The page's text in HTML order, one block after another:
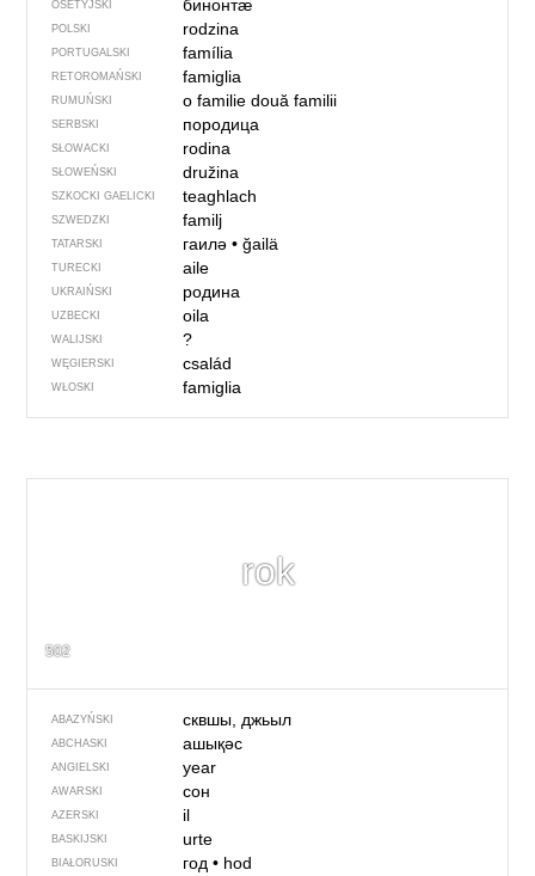
OSETYJSKI бинонтӕ
POLSKI rodzina
PORTUGALSKI família
RETOROMAŃSKI famiglia
RUMUŃSKI o familiedouă familii
SERBSKI породица
SŁOWACKI rodina
SŁOWEŃSKI družina
SZKOCKI GAELICKI teaghlach
SZWEDZKI familj
TATARSKI гаилә• ğailä
TURECKI aile
UKRAIŃSKI родина
UZBECKI oila
WALIJSKI ?
WĘGIERSKI család
WŁOSKI famiglia
rok
502
ABAZYŃSKI сквшы, джьыл
ABCHASKI ашықәс
ANGIELSKI year
AWARSKI сон
AZERSKI il
BASKIJSKI urte
BIAŁORUSKI год• hod